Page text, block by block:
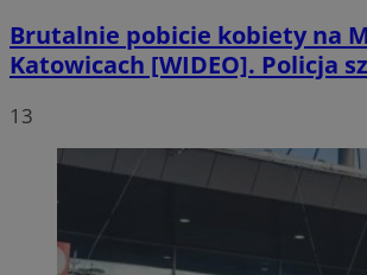
Brutalnie pobicie kobiety na
Katowicach [WIDEO]. Policja
13